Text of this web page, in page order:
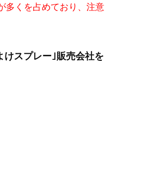
多くを占めており、注意
スプレー｣販売会社を